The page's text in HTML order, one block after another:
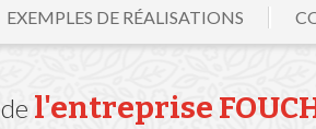
EXEMPLES DE RÉALISATIONS
de l'entreprise